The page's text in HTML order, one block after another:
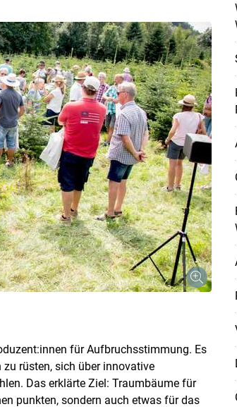
Skip to main content
für Aufbruchsstimmung. Es
rüsten, sich über innovative
Das erklärte Ziel: Traumbäume für
punkten, sondern auch etwas für das